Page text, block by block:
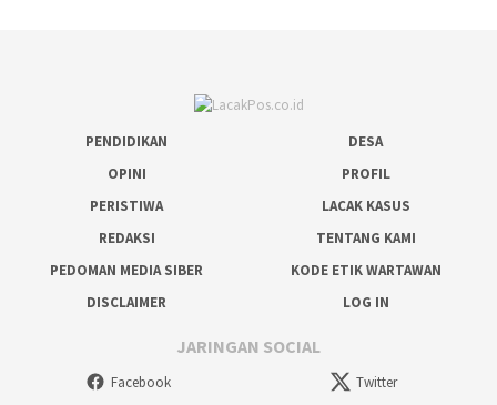
PENDIDIKAN
DESA
OPINI
PROFIL
PERISTIWA
LACAK KASUS
REDAKSI
TENTANG KAMI
PEDOMAN MEDIA SIBER
KODE ETIK WARTAWAN
DISCLAIMER
LOG IN
JARINGAN SOCIAL
Facebook Twitter